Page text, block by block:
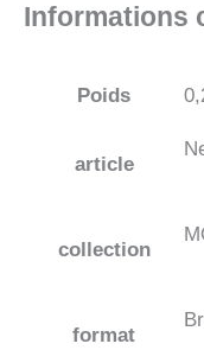
Informations
Poids
article
collection
format